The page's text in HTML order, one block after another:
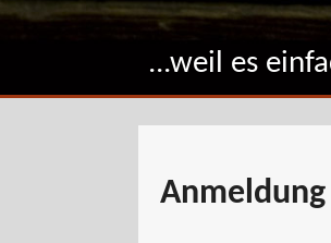
...weil es
Anmeldung